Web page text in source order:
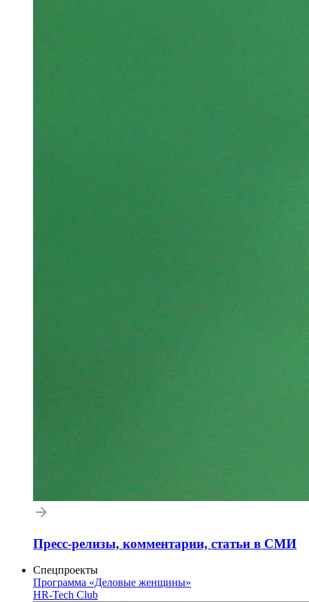
Пресс-релизы, комментарии, статьи в СМИ
Спецпроекты
Программа «Деловые женщины»
HR-Tech Club